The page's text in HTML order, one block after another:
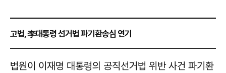
고법, 李대통령 선거법 파기환송심 연기
법원이 이재명 대통령의 공직선거법 위반 사건 파기환